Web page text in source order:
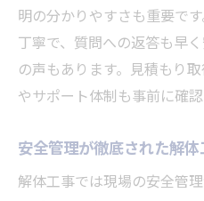
明の分かりやすさも重要で
丁寧で、質問への返答も早
の声もあります。見積もり
やサポート体制も事前に確
安全管理が徹底された解
解体工事では現場の安全管